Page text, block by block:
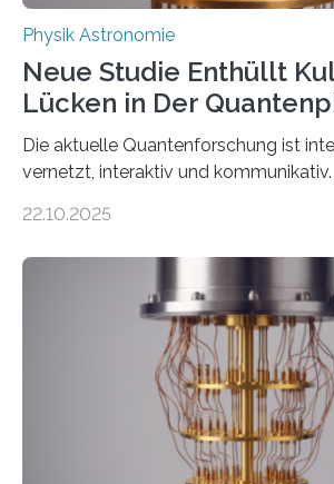
Physik Astronomie
Neue Studie Enthüllt
Lücken in Der
Die aktuelle Quantenforschung ist
vernetzt, interaktiv und kommunikativ.
oft von Autor*innen, die eng
werden schnell weiterentwickelt. Dies
der Forschung der Quantentheorie,
Jahre alt geworden ist, weshalb die
Internationalen Jahr der
technologie ausgerufen hat. Doch nun
internationale Forschungsgruppe um
22.10.2025